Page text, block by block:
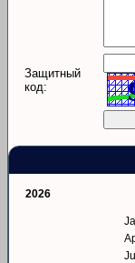
Защитный
код:
2026